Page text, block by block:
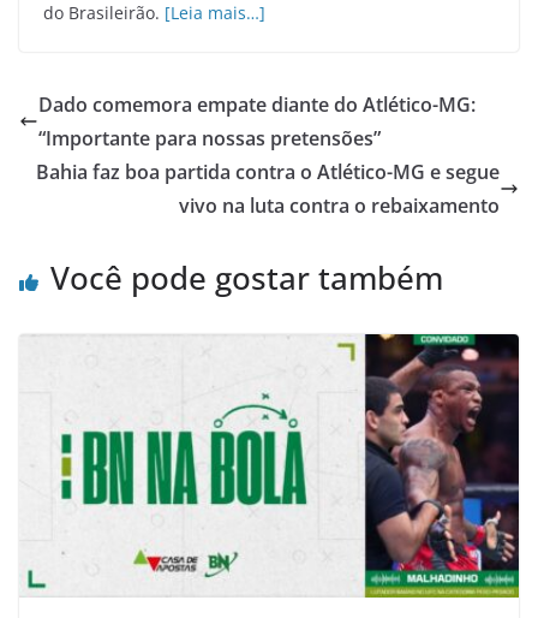
do Brasileirão. [Leia mais…]
Dado comemora empate diante do Atlético-MG:
“Importante para nossas pretensões”
Bahia faz boa partida contra o Atlético-MG e segue
vivo na luta contra o rebaixamento
Você pode gostar também